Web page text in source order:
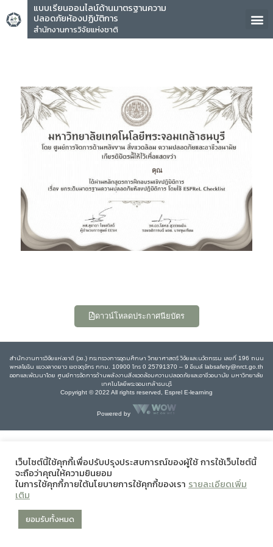
แบบเรียนออนไลน์ด้านมาตรฐานความ
ปลอดภัยห้องปฏิบัติการ
สำนักงานการวิจัยแห่งชาติ
คุณ
ดาวน์โหลดประกาศนียบัตร
สำนักงานการวิจัยแห่งชาติ (วช.) กระทรวงการอุดมศึกษา วิทยาศาสตร์ วิจัยและนวัตกรรม เลขที่ 196 ถนน
พหลโยธิน แขวงลาดยาว เขตจตุจักร กทม. 10900 โทร 0 25791370 – 9 อีเมล์ labsafety@nrct.go.th
ออกและพัฒนาโดย ศูนย์การจัดการด้านพลังงานสิ่งแวดล้อมความปลอดภัยและอาชีวอนามัย มหาวิทยาลัย
เทคโนโลยีพระจอมเกล้าธนบุรี
Copyright © 2022 All rights reserved, Esprel E-learning
Powered by
เว็บไซต์นี้ใช้คุกกี้เพื่อปรับปรุงประสบการณ์ของผู้ใช้ การใช้เว็บไซต์นี้
จะถือว่าคุณให้ความยินยอม
ในการใช้คุกกี้ภายใต้นโยบายการใช้คุกกี้ของเรา รายละเอียดเพิ่ม
เติม
ยอมรับทั้งหมด